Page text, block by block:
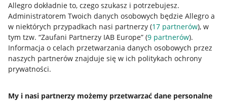
Allegro dokładnie to, czego szukasz i potrzebujesz.
Administratorem Twoich danych osobowych będzie Allegro a
w niektórych przypadkach nasi partnerzy (17 partnerów), w
tym tzw. “Zaufani Partnerzy IAB Europe” (9 partnerów).
Informacja o celach przetwarzania danych osobowych przez
naszych partnerów znajduje się w ich politykach ochrony
prywatności.
My i nasi partnerzy możemy przetwarzać dane personalne
Przydatne informacje
Jak to działa